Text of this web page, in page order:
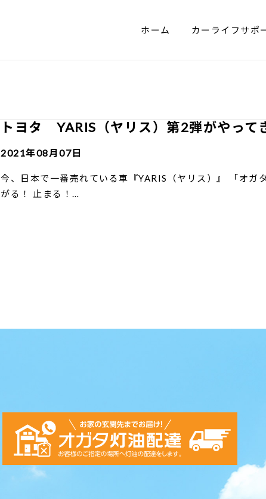
ホーム カーライフサポ
トヨタ YARIS（ヤリス）第2弾がやって
2021年08月07日
今、日本で一番売れている車『YARIS（ヤリス）』 「オガ
がる！ 止まる！…